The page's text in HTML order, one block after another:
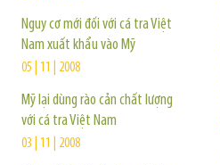
Nguy cơ mới đối với cá tra Việt
Nam xuất khẩu vào Mỹ
05 | 11 | 2008
Mỹ lại dùng rào cản chất lượng
với cá tra Việt Nam
03 | 11 | 2008